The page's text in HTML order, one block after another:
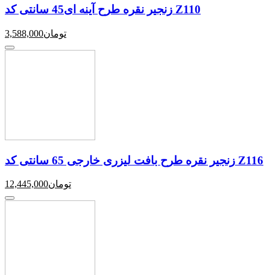
زنجیر نقره طرح آینه ای45 سانتی کد Z110
3,588,000تومان
زنجیر نقره طرح بافت لیزری خارجی 65 سانتی کد Z116
12,445,000تومان